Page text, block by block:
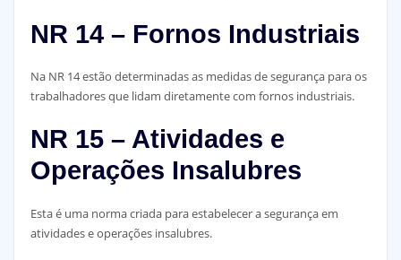
NR 14 – Fornos Industriais
Na NR 14 estão determinadas as medidas de segurança para os
trabalhadores que lidam diretamente com fornos industriais.
NR 15 – Atividades e
Operações Insalubres
Esta é uma norma criada para estabelecer a segurança em
atividades e operações insalubres.